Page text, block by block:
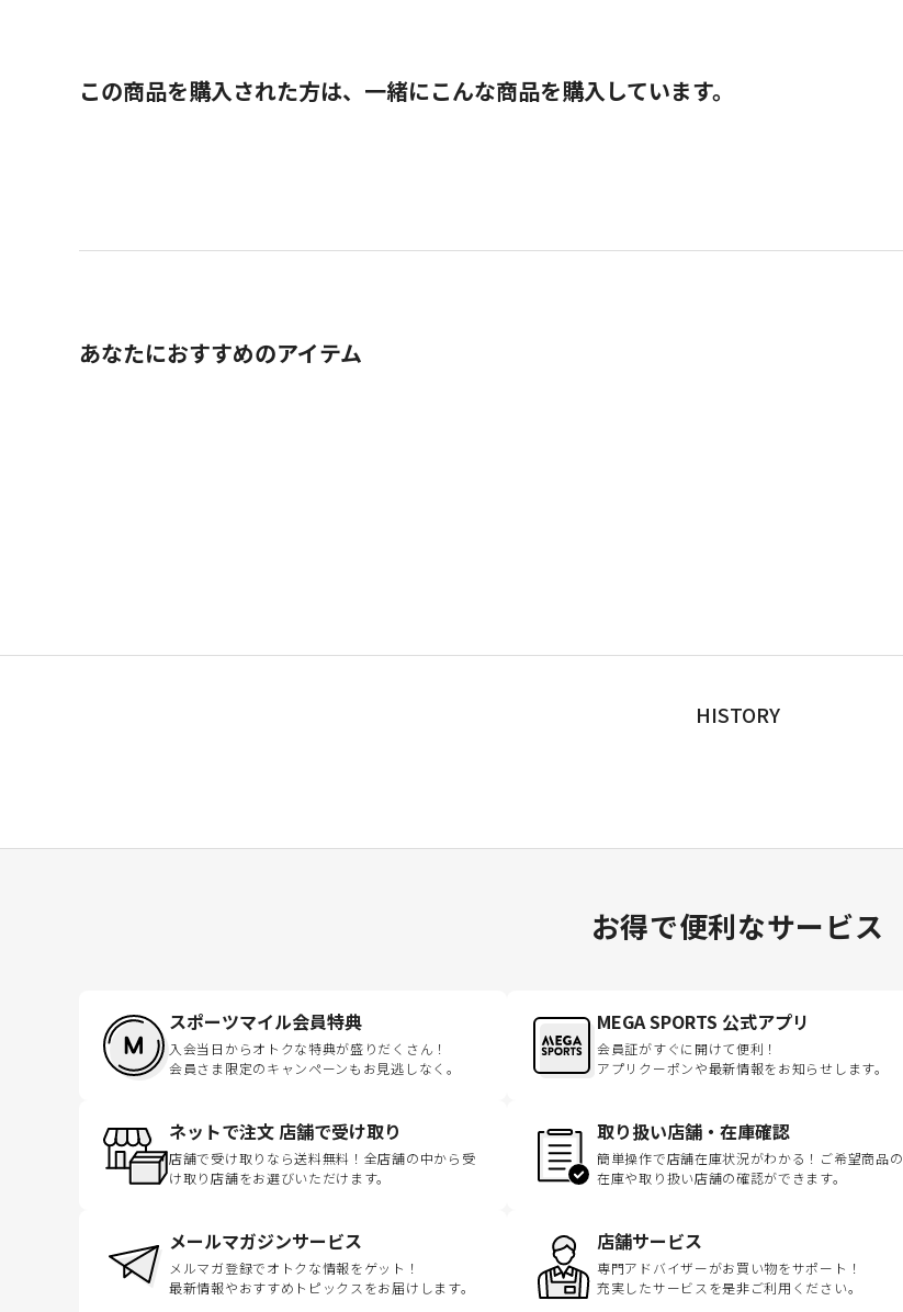
この商品を購入された方は、一緒にこんな商品を購入しています。
あなたにおすすめのアイテム
HISTORY
お得で便利なサービス
スポーツマイル会員特典
入会当日からオトクな特典が盛りだくさん！
会員さま限定のキャンペーンもお見逃しなく。
MEGA SPORTS 公式アプリ
会員証がすぐに開けて便利！
アプリクーポンや最新情報をお知らせします。
ネットで注文 店舗で受け取り
店舗で受け取りなら送料無料！全店舗の中から受
け取り店舗をお選びいただけます。
取り扱い店舗・在庫確認
簡単操作で店舗在庫状況がわかる！ご希望商品の
在庫や取り扱い店舗の確認ができます。
メールマガジンサービス
メルマガ登録でオトクな情報をゲット！
最新情報やおすすめトピックスをお届けします。
店舗サービス
専門アドバイザーがお買い物をサポート！
充実したサービスを是非ご利用ください。